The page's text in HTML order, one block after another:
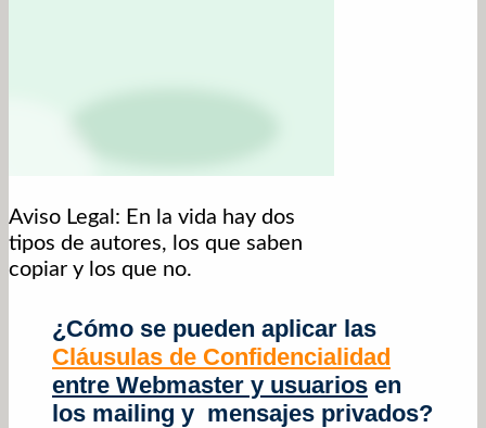
Aviso Legal: En la vida hay dos
tipos de autores, los que saben
copiar y los que no.
¿Cómo se pueden aplicar las
Cláusulas de Confidencialidad
entre Webmaster y usuarios en
los mailing y mensajes privados?